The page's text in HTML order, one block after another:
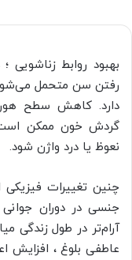
بهبود روابط زناشویی
رفتن سن متحمل می‌شود
دارد. کاهش سطح
گردش خون ممکن است
نعوظ یا درد واژن شود.
چنین تغییرات
جنسی در دوران
آرام‌تر در طول زندگی
عاطفی بلوغ ، افزایش